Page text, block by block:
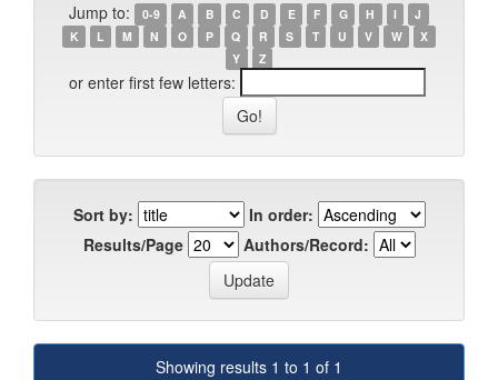
Jump to: 0-9 A B C D E F G H I
J
K
L M N O P Q R S T U V W
X
Y
Z
or enter first few letters:
Sort by:
In order:
Results/Page
Authors/Record:
Showing results 1 to 1 of 1